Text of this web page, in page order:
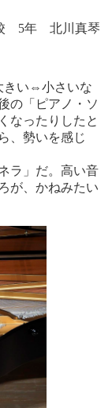
5年 北川真琴
きい⇔小さいな
の「ピアノ・ソ
なったりしたと
、勢いを感じ
ラ」だ。高い音
が、かねみたい